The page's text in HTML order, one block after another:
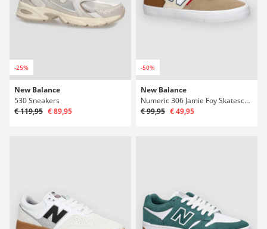
-25%
New Balance
530 Sneakers
€ 119,95 € 89,95
-50%
New Balance
Numeric 306 Jamie Foy Skateschuhe
€ 99,95 € 49,95